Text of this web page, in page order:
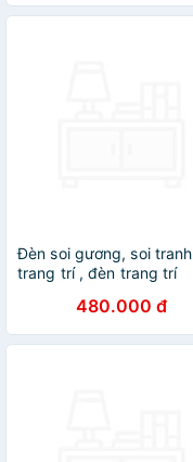
Đèn soi gương, soi tranh
trang trí , đèn trang trí
480.000 đ